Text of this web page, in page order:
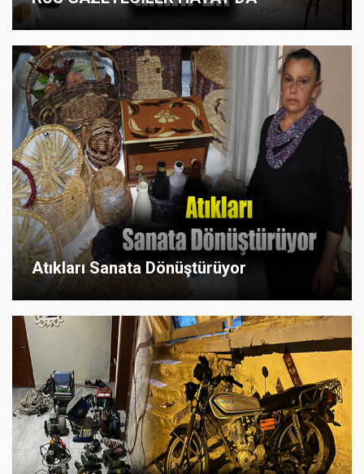
Atıkları Sanata Dönüştürüyor